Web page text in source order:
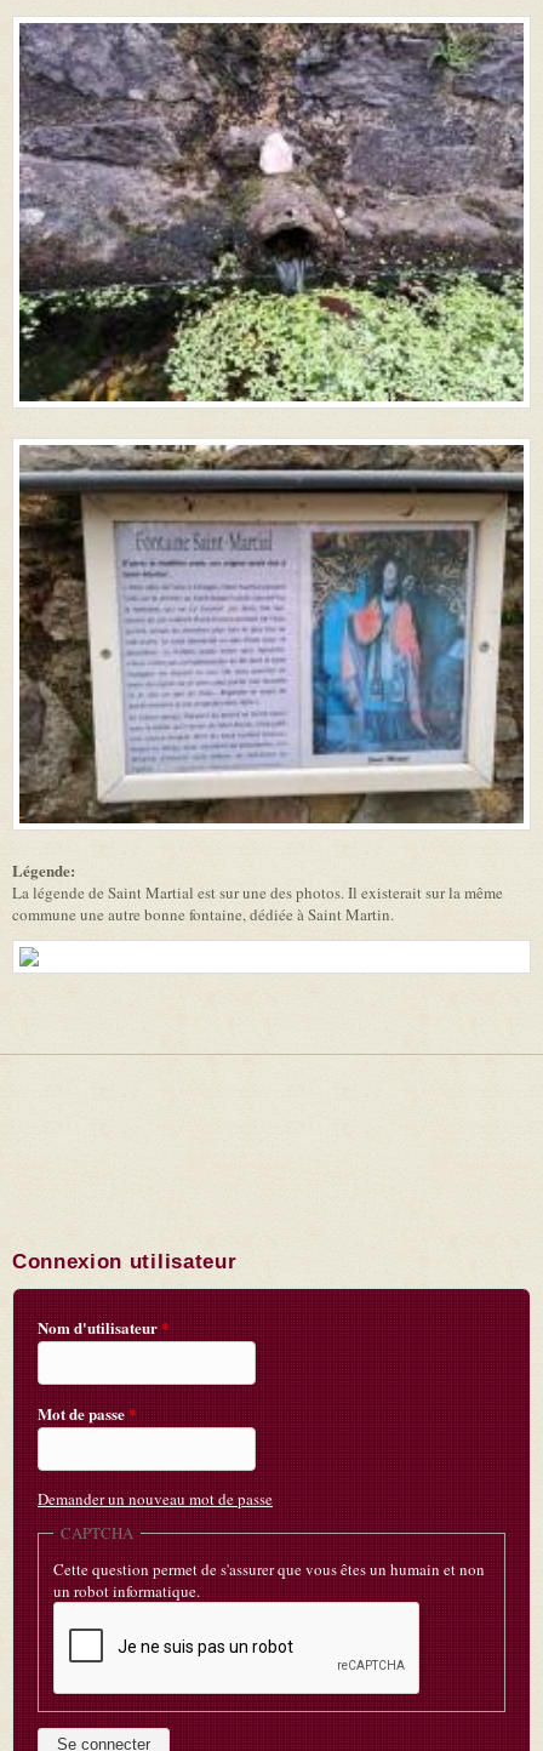
Légende:
La légende de Saint Martial est sur une des photos. Il existerait sur la même
commune une autre bonne fontaine, dédiée à Saint Martin.
Connexion utilisateur
Nom d'utilisateur*
Mot de passe*
Demander un nouveau mot de passe
CAPTCHA
Cette question permet de s'assurer que vous êtes un humain et non
un robot informatique.